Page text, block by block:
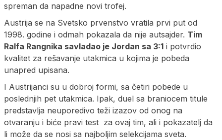
spreman da napadne novi trofej.
Austrija se na Svetsko prvenstvo vratila prvi put od
1998. godine i odmah pokazala da nije autsajder. Tim
Ralfa Rangnika savladao je Jordan sa 3:1 i potvrdio
kvalitet za rešavanje utakmica u kojima je pobeda
unapred upisana.
I Austrijanci su u dobroj formi, sa četiri pobede u
poslednjih pet utakmica. Ipak, duel sa braniocem titule
predstavlja neuporedivo teži izazov od onog na
otvaranju i biće pravi test za ovaj tim, ali i pokazatelj da
li može da se nosi sa najboljim selekcijama sveta.